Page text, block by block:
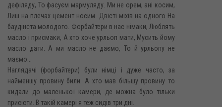
дефіляду, То фасуєм мармуляду. Ми не орем, ані косим,
Лиш на плечах цемент носим. Двісті міхів на одного На
баудінста молодого. Форбайтери в нас німаки, Люблять
масло і присмаки, А хто хоче урльоп мати, Мусить йому
масло дати. А ми масло не даємо, То й урльопу не
маємо...
Наглядачі (форбайтери) були німці і дуже часто, за
найменшу провину били. А хто мав більшу провину то
кидали до маленької камери, де можна було тільки
присісти. В такій камері я теж сидів три дні.